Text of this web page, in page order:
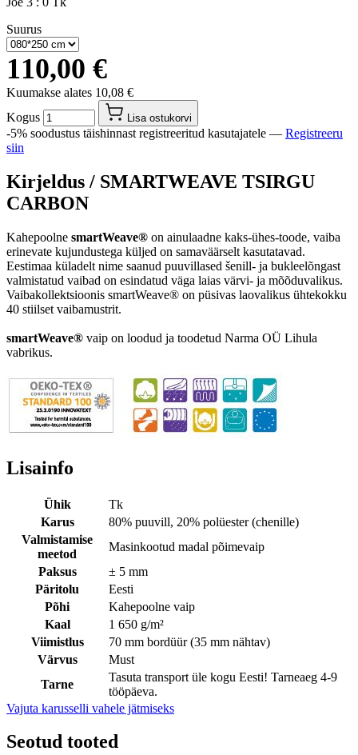
Suurus
110,00 €
Kuumakse alates 10,08 €
Kogus
Lisa ostukorvi
-5% soodustus täishinnast registreeritud kasutajatele — Registreeru
siin
Kirjeldus / SMARTWEAVE TSIRGU
CARBON
Kahepoolne smartWeave® on ainulaadne kaks-ühes-toode, vaiba
erinevate kujundustega küljed on samaväärselt kasutatavad.
Eestimaa küladelt nime saanud puuvillased šenill- ja bukleelõngast
valmistatud vaibad on esindatud väga laias värvi- ja mõõduvalikus.
Vaibakollektsioonis smartWeave® on püsivas laovalikus ühtekokku
40 stiilset vaibamustrit.
smartWeave® vaip on loodud ja toodetud Narma OÜ Lihula
vabrikus.
Lisainfo
Ühik
Tk
Karus
80% puuvill, 20% polüester (chenille)
Valmistamise
meetod
Masinkootud madal põimevaip
Paksus
± 5 mm
Päritolu
Eesti
Põhi
Kahepoolne vaip
Kaal
1 650 g/m²
Viimistlus
70 mm bordüür (35 mm nähtav)
Värvus
Must
Tarne
Tasuta transport üle kogu Eesti! Tarneaeg 4-9
tööpäeva.
Vajuta karusselli vahele jätmiseks
Seotud tooted